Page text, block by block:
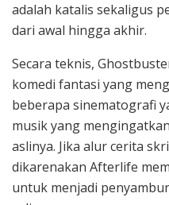
adalah katalis sekaligus
dari awal hingga akhir.
Secara teknis,
komedi fantasi yang
beberapa sinematografi
musik yang
aslinya. Jika alur cerita
dikarenakan Afterlife
untuk menjadi